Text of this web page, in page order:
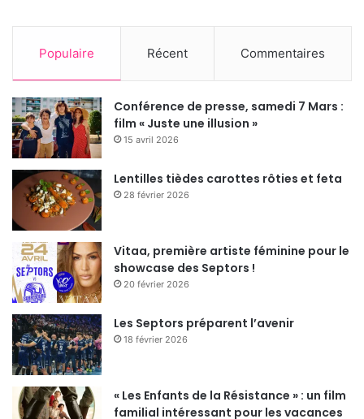
Populaire Récent Commentaires
Conférence de presse, samedi 7 Mars :
film « Juste une illusion »
15 avril 2026
Lentilles tièdes carottes rôties et feta
28 février 2026
Vitaa, première artiste féminine pour le
showcase des Septors !
20 février 2026
Les Septors préparent l’avenir
18 février 2026
« Les Enfants de la Résistance » : un film
familial intéressant pour les vacances